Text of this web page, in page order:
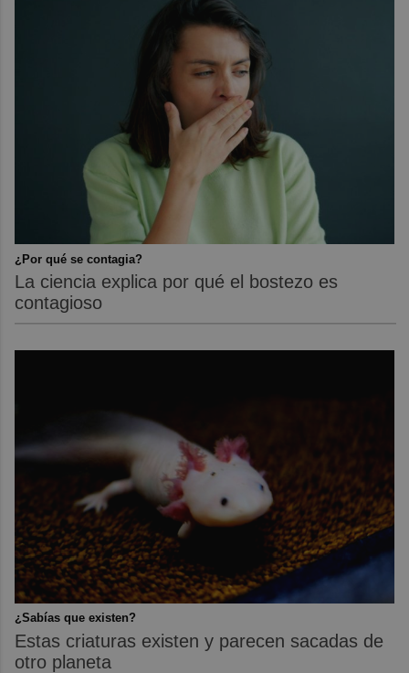
¿Por qué se contagia?
La ciencia explica por qué el bostezo es
contagioso
¿Sabías que existen?
Estas criaturas existen y parecen sacadas de
otro planeta